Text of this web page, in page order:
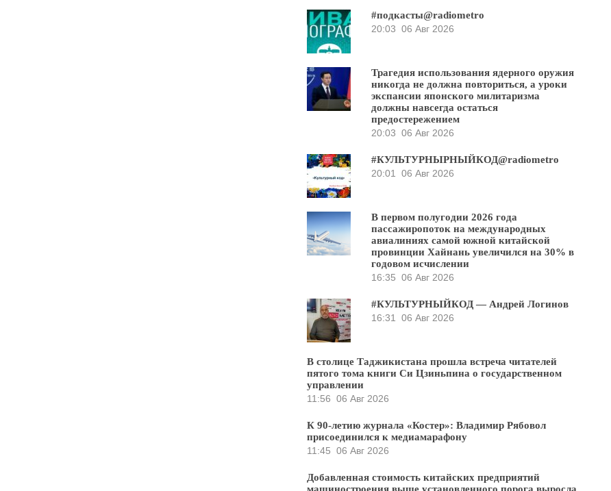
#подкасты@radiometro
20:03 06 Авг 2026
Трагедия использования ядерного оружия
никогда не должна повториться, а уроки
экспансии японского милитаризма
должны навсегда остаться
предостережением
20:03 06 Авг 2026
#КУЛЬТУРНЫРНЫЙКОД@radiometro
20:01
06 Авг 2026
В первом полугодии 2026 года
пассажиропоток на международных
авиалиниях самой южной китайской
провинции Хайнань увеличился на 30% в
годовом исчислении
16:35 06 Авг 2026
#КУЛЬТУРНЫЙКОД — Андрей Логинов
16:31
06 Авг 2026
В столице Таджикистана прошла встреча читателей
пятого тома книги Си Цзиньпина о государственном
управлении
11:56 06 Авг 2026
К 90-летию журнала «Костер»: Владимир Рябовол
присоединился к медиамарафону
11:45 06 Авг 2026
Добавленная стоимость китайских предприятий
машиностроения выше установленного порога выросла